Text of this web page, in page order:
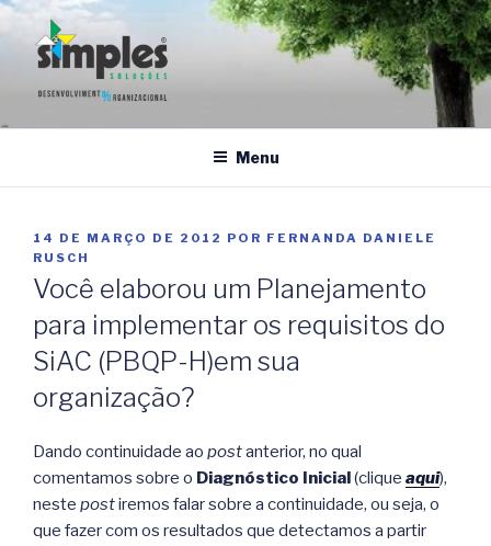
Pular
conteúdo
SIMPLES SOLUÇÕES
Menu
PUBLICADO
EM
14 DE MARÇO DE 2012 POR FERNANDA DANIELE
RUSCH
Você elaborou um Planejamento
para implementar os requisitos do
SiAC (PBQP-H)em sua
organização?
Dando continuidade ao postanterior, no qual
comentamos sobre o Diagnóstico Inicial(clique aqui),
neste postiremos falar sobre a continuidade, ou seja, o
que fazer com os resultados que detectamos a partir